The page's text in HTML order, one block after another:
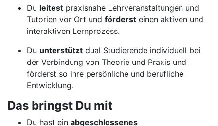
Du leitest praxisnahe Lehrveranstaltungen und
Tutorien vor Ort und förderst einen aktiven und
interaktiven Lernprozess.
Du unterstützt dual Studierende individuell bei
der Verbindung von Theorie und Praxis und
förderst so ihre persönliche und berufliche
Entwicklung.
Das bringst Du mit
Du hast ein abgeschlossenes